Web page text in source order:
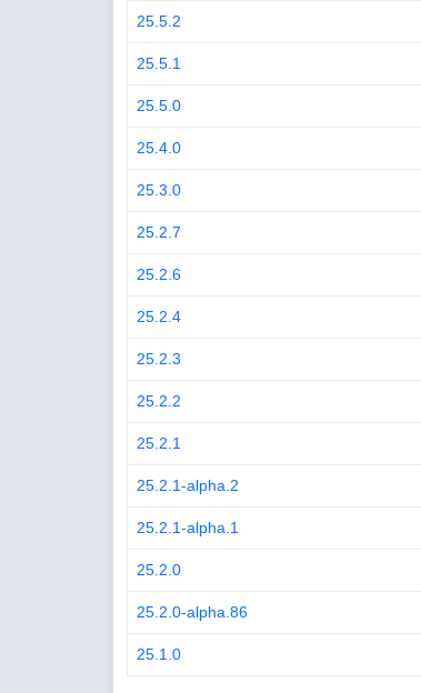
25.5.2
25.5.1
25.5.0
25.4.0
25.3.0
25.2.7
25.2.6
25.2.4
25.2.3
25.2.2
25.2.1
25.2.1-alpha.2
25.2.1-alpha.1
25.2.0
25.2.0-alpha.86
25.1.0